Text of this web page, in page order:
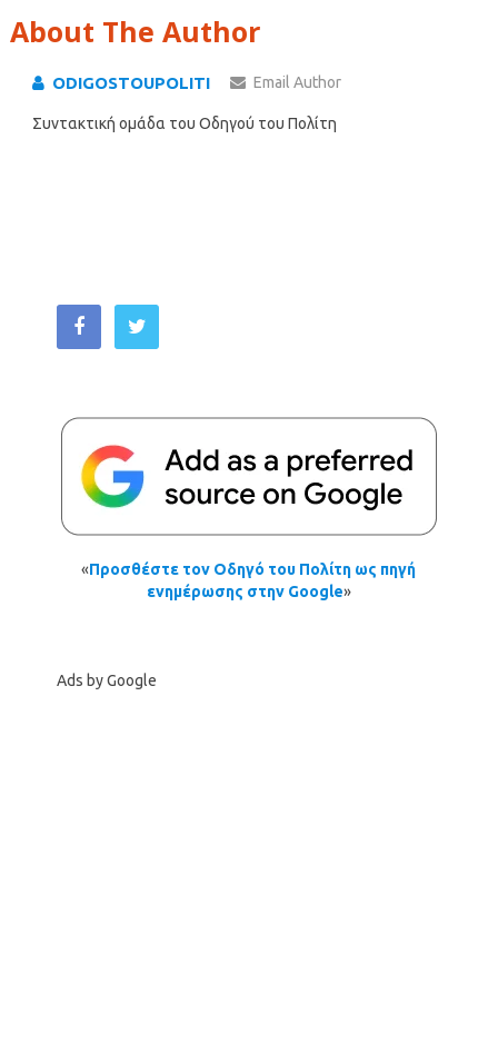
About The Author
ODIGOSTOUPOLITI Email Author
Συντακτική ομάδα του Οδηγού του Πολίτη
«Προσθέστε τον Οδηγό του Πολίτη ως πηγή
ενημέρωσης στην Google»
Ads by Google